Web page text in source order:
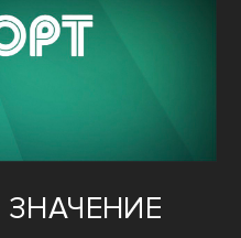
ЗНАЧЕНИЕ